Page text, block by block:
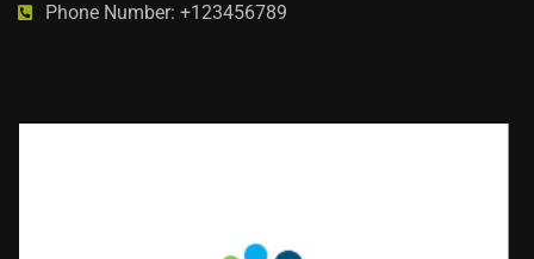
Phone Number: +123456789